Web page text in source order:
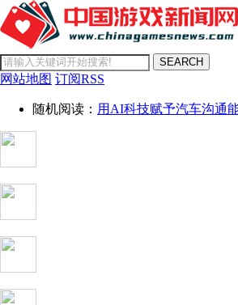
SEARCH
网站地图 订阅RSS
随机阅读： 用AI科技赋予汽车沟通